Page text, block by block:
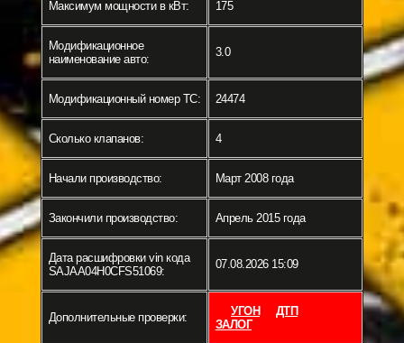
Максимум мощности в кВт: 175
Модификационное
наименование авто:
3.0
Модификационный номер ТС: 24474
Сколько клапанов: 4
Начали производство: Март 2008 года
Закончили производство: Апрель 2015 года
Дата расшифровки vin кода
SAJAA04H0CFS51069:
07.08.2026 15:09
Дополнительные проверки: УГОН
ДТП
ЗАЛОГ